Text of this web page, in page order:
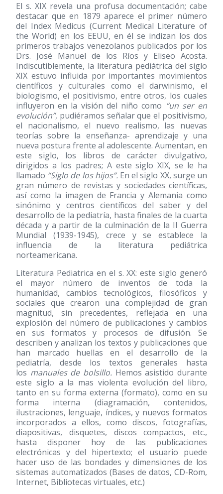
El s. XIX revela una profusa documentación; cabe
destacar que en 1879 aparece el primer número
del Index Medicus (Current Medical Literature of
the World) en los EEUU, en él se indizan los dos
primeros trabajos venezolanos publicados por los
Drs. José Manuel de los Ríos y Eliseo Acosta.
Indiscutiblemente, la literatura pediátrica del siglo
XIX estuvo influida por importantes movimientos
científicos y culturales como el darwinismo, el
biologismo, el positivismo, entre otros, los cuales
influyeron en la visión del niño como “un ser en
evolución”, pudiéramos señalar que el positivismo,
el nacionalismo, el nuevo realismo, las nuevas
teorías sobre la enseñanza- aprendizaje y una
nueva postura frente al adolescente. Aumentan, en
este siglo, los libros de carácter divulgativo,
dirigidos a los padres; A este siglo XIX, se le ha
llamado “Siglo de los hijos”. En el siglo XX, surge un
gran número de revistas y sociedades científicas,
así como la imagen de Francia y Alemania como
sinónimo y centros científicos del saber y del
desarrollo de la pediatría, hasta finales de la cuarta
década y a partir de la culminación de la II Guerra
Mundial (1939-1945), crece y se establece la
influencia de la literatura pediátrica
norteamericana.
Literatura Pediatrica en el s. XX: este siglo generó
el mayor número de inventos de toda la
humanidad, cambios tecnológicos, filosóficos y
sociales que crearon una complejidad de gran
magnitud, sin precedentes, reflejada en una
explosión del número de publicaciones y cambios
en sus formatos y procesos de difusión. Se
describen y analizan los textos y publicaciones que
han marcado huellas en el desarrollo de la
pediatría, desde los textos generales hasta
los manuales de bolsillo. Hemos asistido durante
este siglo a la mas violenta evolución del libro,
tanto en su forma externa (formato), como en su
forma interna (diagramación, contenidos,
ilustraciones, lenguaje, índices, y nuevos formatos
incorporados a ellos, como discos, fotografías,
diapositivas, disquetes, discos compactos, etc.,
hasta disponer hoy de las publicaciones
electrónicas y del hipertexto; el usuario puede
hacer uso de las bondades y dimensiones de los
sistemas automatizados (Bases de datos, CD-Rom,
Internet, Bibliotecas virtuales, etc.)